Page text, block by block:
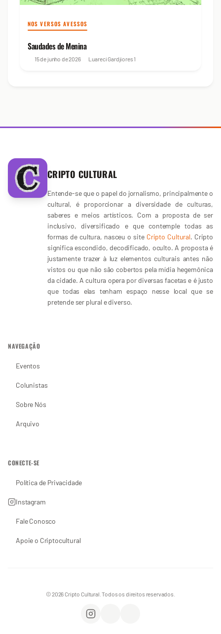
NOS VERSOS AVESSOS
Saudades de Menina
15 de junho de 2026 Luareci Gardjiores 1
CRIPTO CULTURAL
Entende-se que o papel do jornalismo, principalmente o
cultural, é proporcionar a diversidade de culturas,
saberes e meios artísticos. Com a proposta de ser
inclusivo, diversificado e que contemple todas as
formas de cultura, nasceu o site Cripto Cultural. Cripto
significa escondido, decodificado, oculto. A proposta é
justamente trazer à luz elementos culturais antes não
vistos ou que não são cobertos pela mídia hegemônica
da cidade. A cultura opera por diversas facetas e é justo
que todas elas tenham espaço nesse local que se
pretende ser plural e diverso.
NAVEGAÇÃO
Eventos
Colunistas
Sobre Nós
Arquivo
CONECTE-SE
Política de Privacidade
Instagram
Fale Conosco
Apoie o Criptocultural
© 2026 Cripto Cultural. Todos os direitos reservados.
Instagram